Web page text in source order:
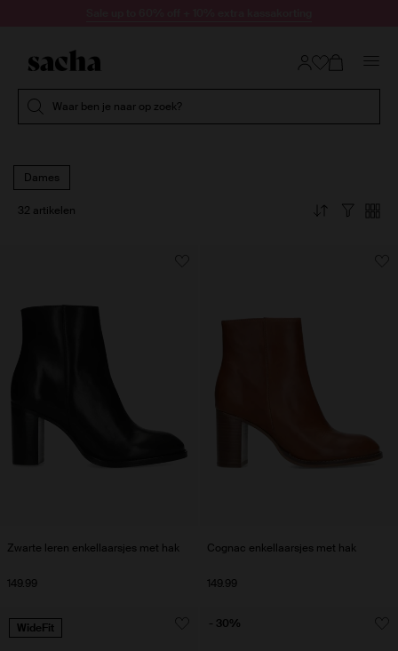
Waar ben je naar op zoek?
Dames
32 artikelen
Zwarte leren enkellaarsjes met hak
149.99
Cognac enkellaarsjes met hak
149.99
WideFit - 30%